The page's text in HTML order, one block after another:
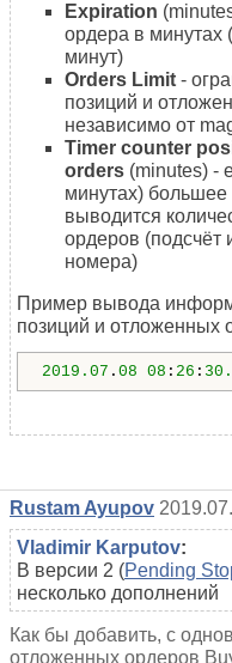
Expiration
ордера в минутах
минут)
Orders Limit -
позиций и
независимо от
Timer counter
orders (minutes) -
минутах) большее
выводится
ордеров (подсчёт
номера)
Пример вывода
позиций и отложенных
2019.07 . 08 08 : 26 :
Rustam Ayupov
Vladimir Karputov:
В версии 2 (Pending
несколько дополнений
Как бы добавить, с
отложенных ордеров